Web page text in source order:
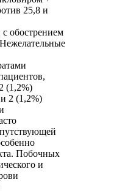
25,8 и
обострением
(1,2%)
и 2 (1,2%)
Побочных
и